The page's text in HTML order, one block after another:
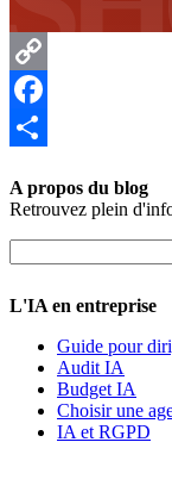
Copy
Link
Facebook
A propos du blog
Retrouvez plein
L'IA en entreprise
Guide pour
Audit IA
Budget IA
Choisir une
IA et RGPD